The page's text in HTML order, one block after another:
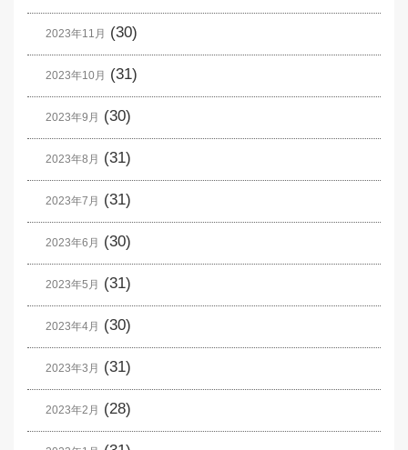
2023年11月 (30)
2023年10月 (31)
2023年9月 (30)
2023年8月 (31)
2023年7月 (31)
2023年6月 (30)
2023年5月 (31)
2023年4月 (30)
2023年3月 (31)
2023年2月 (28)